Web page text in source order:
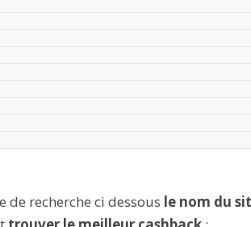
de recherche ci dessous le nom du